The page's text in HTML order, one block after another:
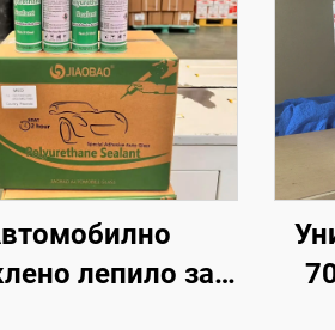
лепило за